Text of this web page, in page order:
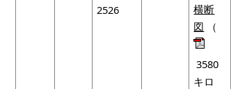
2526
横断
図 （
3580
キロ